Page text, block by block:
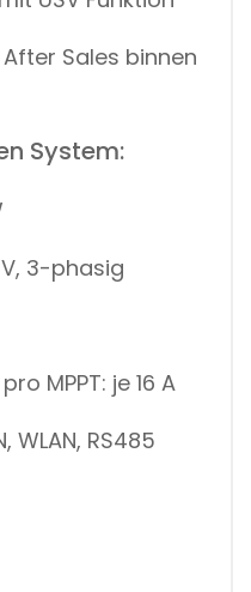
Sales binnen
System:
3-phasig
MPPT: je 16 A
WLAN, RS485